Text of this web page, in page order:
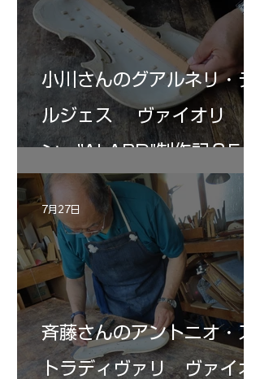
小川さんのグアルネリ・デ
ルジェス ヴァイオリ
ン ”ALARD"制作記３5
斉藤さんのアントニオ・ス
トラディヴァリ ヴァイオ
7月27日